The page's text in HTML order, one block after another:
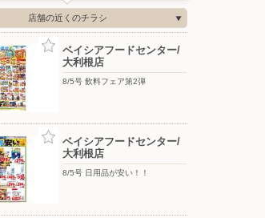
店舗の近くのチラシ
ベイシアフードセンター/
大利根店
8/5号 飲料フェア第2弾
ベイシアフードセンター/
大利根店
8/5号 日用品が安い！！